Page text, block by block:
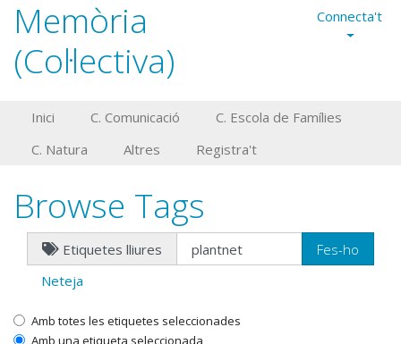
Memòria
(Col·lectiva)
Connecta't
Inici C. Comunicació
C. Escola de Famílies
C. Natura
Altres Registra't
Browse Tags
Etiquetes lliures
Neteja
Amb totes les etiquetes seleccionades
Amb una etiqueta seleccionada